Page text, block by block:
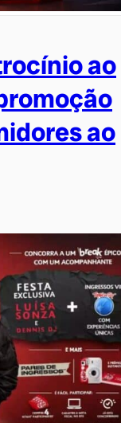
ao
ao